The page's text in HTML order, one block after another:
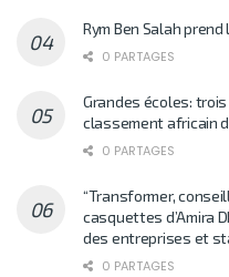
Rym Ben Salah
0 PARTAGES
Grandes écoles:
classement africain
0 PARTAGES
“Transformer,
casquettes d’Amira
des entreprises et
0 PARTAGES